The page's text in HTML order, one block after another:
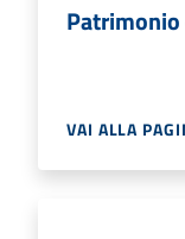
VAI ALLA